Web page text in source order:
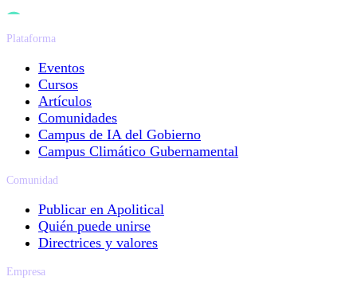
Plataforma
Eventos
Cursos
Artículos
Comunidades
Campus de IA del Gobierno
Campus Climático Gubernamental
Comunidad
Publicar en Apolitical
Quién puede unirse
Directrices y valores
Empresa